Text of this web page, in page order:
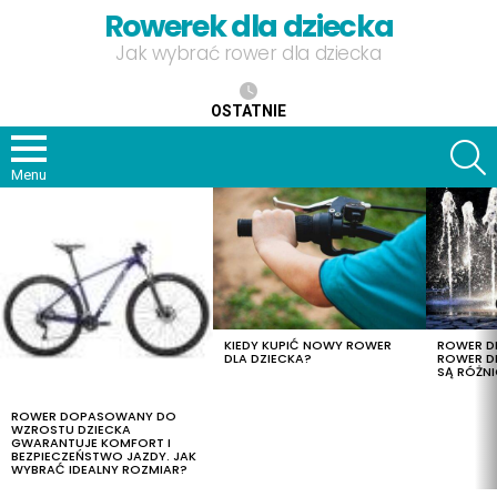
Rowerek dla dziecka
Jak wybrać rower dla dziecka
OSTATNIE
Menu
ROWER DOPASOWANY DO
WZROSTU DZIECKA
GWARANTUJE KOMFORT I
BEZPIECZEŃSTWO JAZDY. JAK
WYBRAĆ IDEALNY ROZMIAR?
KIEDY KUPIĆ NOWY ROWER
DLA DZIECKA?
ROWER
ROWER
SĄ